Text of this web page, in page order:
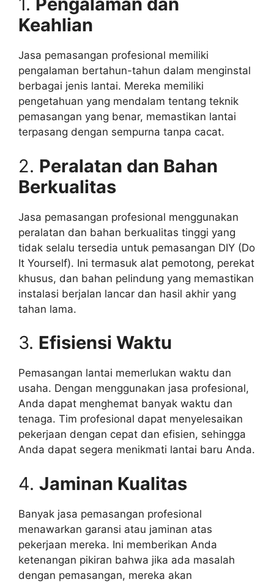
Keahlian
Jasa pemasangan profesional memiliki
pengalaman bertahun-tahun dalam menginstal
berbagai jenis lantai. Mereka memiliki
pengetahuan yang mendalam tentang teknik
pemasangan yang benar, memastikan lantai
terpasang dengan sempurna tanpa cacat.
2. Peralatan dan Bahan
Berkualitas
Jasa pemasangan profesional menggunakan
peralatan dan bahan berkualitas tinggi yang
tidak selalu tersedia untuk pemasangan DIY (Do
It Yourself). Ini termasuk alat pemotong, perekat
khusus, dan bahan pelindung yang memastikan
instalasi berjalan lancar dan hasil akhir yang
tahan lama.
3. Efisiensi Waktu
Pemasangan lantai memerlukan waktu dan
usaha. Dengan menggunakan jasa profesional,
Anda dapat menghemat banyak waktu dan
tenaga. Tim profesional dapat menyelesaikan
pekerjaan dengan cepat dan efisien, sehingga
Anda dapat segera menikmati lantai baru Anda.
4. Jaminan Kualitas
Banyak jasa pemasangan profesional
menawarkan garansi atau jaminan atas
pekerjaan mereka. Ini memberikan Anda
ketenangan pikiran bahwa jika ada masalah
dengan pemasangan, mereka akan